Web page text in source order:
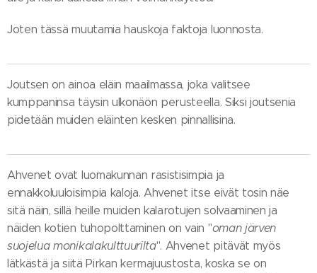
Joten tässä muutamia hauskoja faktoja luonnosta.
Joutsen on ainoa eläin maailmassa, joka valitsee
kumppaninsa täysin ulkonäön perusteella. Siksi joutsenia
pidetään muiden eläinten kesken pinnallisina.
Ahvenet ovat luomakunnan rasistisimpia ja
ennakkoluuloisimpia kaloja. Ahvenet itse eivät tosin näe
sitä näin, sillä heille muiden kalarotujen solvaaminen ja
näiden kotien tuhopolttaminen on vain "oman järven
suojelua monikalakulttuurilta". Ahvenet pitävät myös
lätkästä ja siitä Pirkan kermajuustosta, koska se on